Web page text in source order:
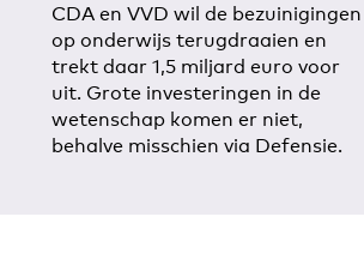
CDA en VVD wil de bezuinigingen
op onderwijs terugdraaien en
trekt daar 1,5 miljard euro voor
uit. Grote investeringen in de
wetenschap komen er niet,
behalve misschien via Defensie.